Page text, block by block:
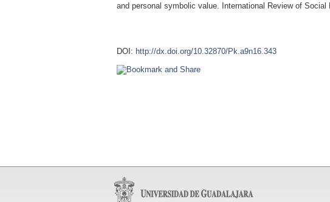
and personal symbolic value. International Review of Social
DOI: http://dx.doi.org/10.32870/Pk.a9n16.343